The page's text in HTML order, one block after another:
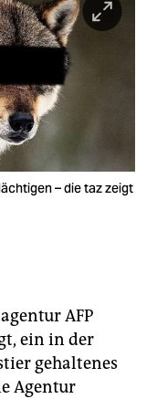
– die taz zeigt
AFP
ein in der
gehaltenes
Agentur